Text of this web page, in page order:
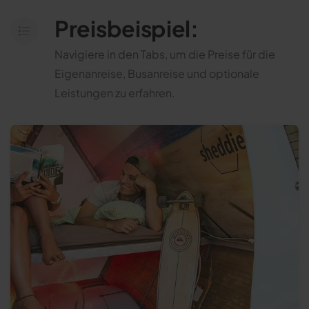
Preisbeispiel:
Navigiere in den Tabs, um die Preise für die
Eigenanreise, Busanreise und optionale
Leistungen zu erfahren.